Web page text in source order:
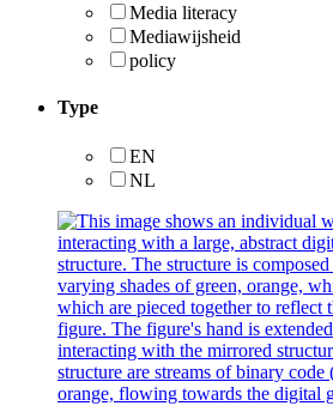
Media literacy
Mediawijsheid
policy
Type
EN
NL